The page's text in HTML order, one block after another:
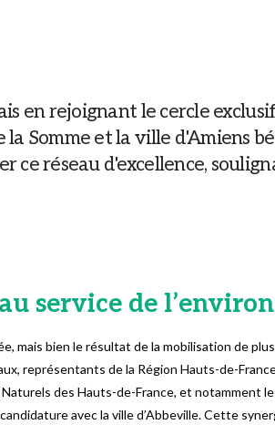
en rejoignant le cercle
la Somme et la ville d'Amiens
réseau d'excellence,
service de
mais bien le résultat de la mobilisation de
représentants de la Région Hauts-de-
des Hauts-de-France, et notamment
avec la ville d’Abbeville. Cette